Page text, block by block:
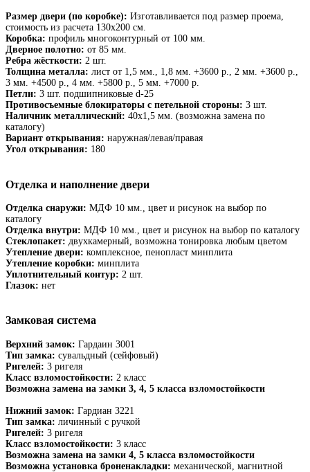
Размер двери (по коробке): Изготавливается под размер проема,
стоимость из расчета 130х200 см.
Коробка: профиль многоконтурный от 100 мм.
Дверное полотно: от 85 мм.
Ребра жёсткости: 2 шт.
Толщина металла: лист от 1,5 мм., 1,8 мм. +3600 р., 2 мм. +3600 р.,
3 мм. +4500 р., 4 мм. +5800 р., 5 мм. +7000 р.
Петли: 3 шт. подшипниковые d-25
Противосъемные блокираторы с петельной стороны: 3 шт.
Наличник металлический: 40х1,5 мм. (возможна замена по
каталогу)
Вариант открывания: наружная/левая/правая
Угол открывания: 180
Отделка и наполнение двери
Отделка снаружи: МДФ 10 мм., цвет и рисунок на выбор по
каталогу
Отделка внутри: МДФ 10 мм., цвет и рисунок на выбор по каталогу
Стеклопакет: двухкамерный, возможна тонировка любым цветом
Утепление двери: комплексное, пенопласт минплита
Утепление коробки: минплита
Уплотнительный контур: 2 шт.
Глазок: нет
Замковая система
Верхний замок: Гардаин 3001
Тип замка: сувальдный (сейфовый)
Ригелей: 3 ригеля
Класс взломостойкости: 2 класс
Возможна замена на замки 3, 4, 5 класса взломостойкости
Нижний замок: Гардиан 3221
Тип замка: личинный с ручкой
Ригелей: 3 ригеля
Класс взломостойкости: 3 класс
Возможна замена на замки 4, 5 класса взломостойкости
Возможна установка броненакладки: механической, магнитной